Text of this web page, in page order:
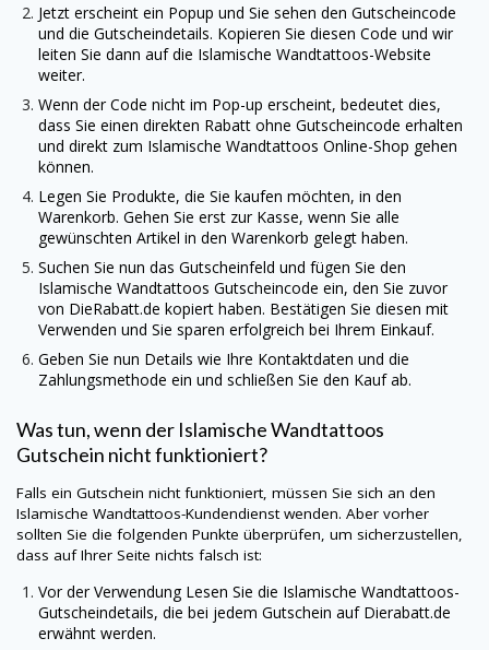
Jetzt erscheint ein Popup und Sie sehen den Gutscheincode
und die Gutscheindetails. Kopieren Sie diesen Code und wir
leiten Sie dann auf die Islamische Wandtattoos-Website
weiter.
Wenn der Code nicht im Pop-up erscheint, bedeutet dies,
dass Sie einen direkten Rabatt ohne Gutscheincode erhalten
und direkt zum Islamische Wandtattoos Online-Shop gehen
können.
Legen Sie Produkte, die Sie kaufen möchten, in den
Warenkorb. Gehen Sie erst zur Kasse, wenn Sie alle
gewünschten Artikel in den Warenkorb gelegt haben.
Suchen Sie nun das Gutscheinfeld und fügen Sie den
Islamische Wandtattoos Gutscheincode ein, den Sie zuvor
von DieRabatt.de kopiert haben. Bestätigen Sie diesen mit
Verwenden und Sie sparen erfolgreich bei Ihrem Einkauf.
Geben Sie nun Details wie Ihre Kontaktdaten und die
Zahlungsmethode ein und schließen Sie den Kauf ab.
Was tun, wenn der Islamische Wandtattoos
Gutschein nicht funktioniert?
Falls ein Gutschein nicht funktioniert, müssen Sie sich an den
Islamische Wandtattoos-Kundendienst wenden. Aber vorher
sollten Sie die folgenden Punkte überprüfen, um sicherzustellen,
dass auf Ihrer Seite nichts falsch ist:
Vor der Verwendung Lesen Sie die Islamische Wandtattoos-
Gutscheindetails, die bei jedem Gutschein auf Dierabatt.de
erwähnt werden.